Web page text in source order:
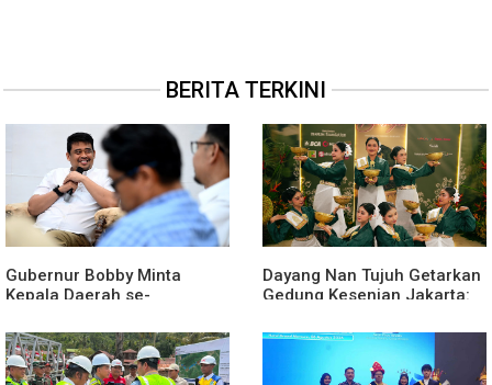
BERITA TERKINI
Gubernur Bobby Minta
Kepala Daerah se-
Usulan Bantuan Keuangan
Provinsi 2027
Dayang Nan Tujuh Getarkan
Gedung Kesenian Jakarta:
Nusantara